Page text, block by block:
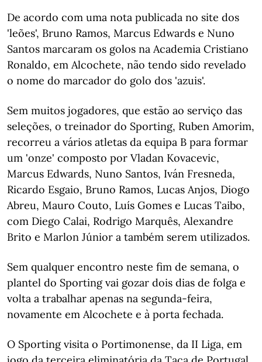
De acordo com uma nota publicada no site dos
'leões', Bruno Ramos, Marcus Edwards e Nuno
Santos marcaram os golos na Academia Cristiano
Ronaldo, em Alcochete, não tendo sido revelado
o nome do marcador do golo dos 'azuis'.
Sem muitos jogadores, que estão ao serviço das
seleções, o treinador do Sporting, Ruben Amorim,
recorreu a vários atletas da equipa B para formar
um 'onze' composto por Vladan Kovacevic,
Marcus Edwards, Nuno Santos, Iván Fresneda,
Ricardo Esgaio, Bruno Ramos, Lucas Anjos, Diogo
Abreu, Mauro Couto, Luís Gomes e Lucas Taibo,
com Diego Calai, Rodrigo Marquês, Alexandre
Brito e Marlon Júnior a também serem utilizados.
Sem qualquer encontro neste fim de semana, o
plantel do Sporting vai gozar dois dias de folga e
volta a trabalhar apenas na segunda-feira,
novamente em Alcochete e à porta fechada.
O Sporting visita o Portimonense, da II Liga, em